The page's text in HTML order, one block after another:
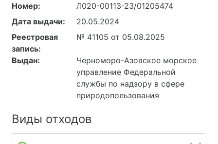
Номер:
Л020-00113-23/01205474
Дата выдачи:
20.05.2024
Реестровая
запись:
№ 41105 от 05.08.2025
Выдан:
Черноморо-Азовское морское
управление Федеральной
службы по надзору в сфере
природопользования
Виды отходов